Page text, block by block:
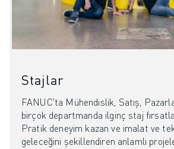
Stajlar
FANUC'ta Mühendislik, Satış,
birçok departmanda ilginç staj
Pratik deneyim kazan ve imalat ve
geleceğini şekillendiren anlamlı